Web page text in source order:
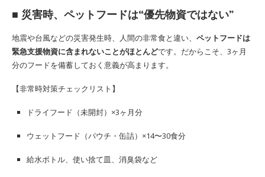
■ 災害時、ペットフードは“優先物資ではない”
地震や台風などの災害発生時、人間の非常食と違い、 ペットフードは
緊急支援物資に含まれないことがほとんどです。だからこそ、3ヶ月
分のフードを備蓄しておく意義が高まります。
【非常時対策チェックリスト】
ドライフード（未開封）×3ヶ月分
ウェットフード（パウチ・缶詰）×14〜30食分
給水ボトル、使い捨て皿、消臭袋など